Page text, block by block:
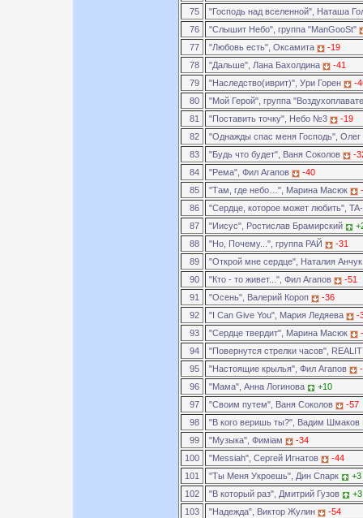
75
"Господь над вселенной", Наташа
76
"Слышит Небо", группа "ManGooSt"
77
"Любовь есть", Оксамита
-19
78
"Дальше", Лана Бахолдина
-41
79
"Наследство(иврит)", Ури Горен
-
80
"Мой Герой", группа
81
"Поставить точку", Небо №3
-19
82
"Однажды спас меня Господь",
83
"Будь что будет", Ваня Соколов
-
84
"Рема", Фил Агапов
-40
85
"Там, где небо…", Марина Масюк
86
"Сердце, которое может любить",
87
"Иисус", Ростислав Брамирский
88
"Но, Почему...", группа РАЙ
-31
89
"Открой мне сердце", Наталия
90
"Кто - то живет...", Фил Агапов
-51
91
"Осень", Валерий Короп
-36
92
"I Can Give You", Мария Ледяева
-
93
"Сердце твердит", Марина Масюк
94
"Повернутся стрелки часов",
95
"Настоящие крылья", Фил Агапов
96
"Мама", Анна Логинова
+10
97
"Своим путем", Ваня Соколов
-57
98
"В кого веришь ты?", Вадим Шмаков
99
"Музыка", Фимiам
-34
100
"Messiah", Сергей Игнатов
-44
101
"Ты Меня Укроешь", Дин Спарк
+3
102
"В который раз", Дмитрий Гузов
+3
103
"Надежда", Виктор Жулин
-54